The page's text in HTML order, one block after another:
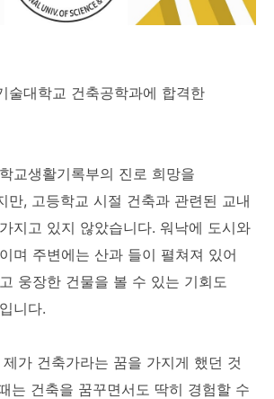
술대학교 건축공학과에 합격한
교생활기록부의 진로 희망을
만, 고등학교 시절 건축과 관련된 교내
지고 있지 않았습니다. 워낙에 도시와
며 주변에는 산과 들이 펼쳐져 있어
웅장한 건물을 볼 수 있는 기회도
니다.
가 건축가라는 꿈을 가지게 했던 것
는 건축을 꿈꾸면서도 딱히 경험할 수